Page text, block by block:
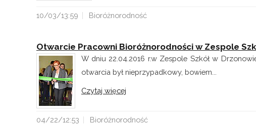
10/03/13:59 Bioróżnorodność
Otwarcie Pracowni Bioróżnorodności w Zespole
W dniu 22.04.2016 r.w Zespole Szkół w
otwarcia był nieprzypadkowy, bowiem...
Czytaj więcej
04/22/12:53 Bioróżnorodność